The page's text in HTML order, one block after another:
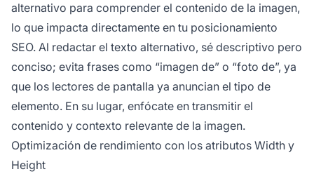
alternativo para comprender el contenido de la imagen,
lo que impacta directamente en tu posicionamiento
SEO. Al redactar el texto alternativo, sé descriptivo pero
conciso; evita frases como “imagen de” o “foto de”, ya
que los lectores de pantalla ya anuncian el tipo de
elemento. En su lugar, enfócate en transmitir el
contenido y contexto relevante de la imagen.
Optimización de rendimiento con los atributos Width y
Height